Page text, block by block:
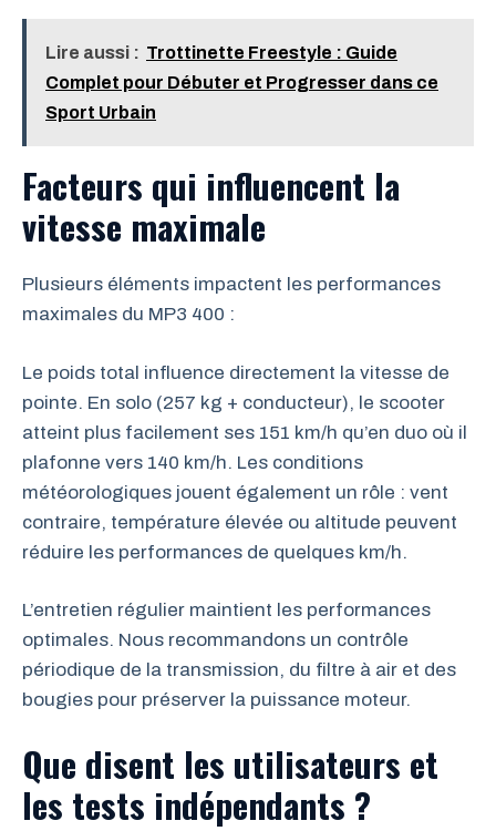
Lire aussi : Trottinette Freestyle : Guide
Complet pour Débuter et Progresser dans ce
Sport Urbain
Facteurs qui influencent la
vitesse maximale
Plusieurs éléments impactent les performances
maximales du MP3 400 :
Le poids total influence directement la vitesse de
pointe. En solo (257 kg + conducteur), le scooter
atteint plus facilement ses 151 km/h qu’en duo où il
plafonne vers 140 km/h. Les conditions
météorologiques jouent également un rôle : vent
contraire, température élevée ou altitude peuvent
réduire les performances de quelques km/h.
L’entretien régulier maintient les performances
optimales. Nous recommandons un contrôle
périodique de la transmission, du filtre à air et des
bougies pour préserver la puissance moteur.
Que disent les utilisateurs et
les tests indépendants ?